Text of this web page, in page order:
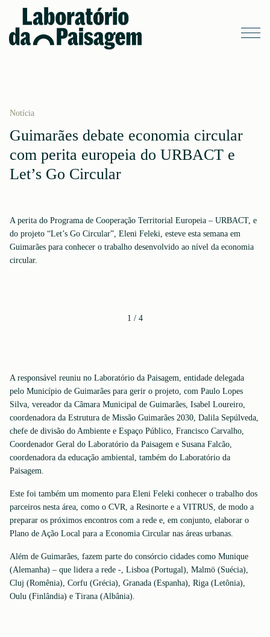
Notícia
Guimarães debate economia circular
com perita europeia do URBACT e
Let’s Go Circular
A perita do Programa de Cooperação Territorial Europeia – URBACT, e
do projeto “Let’s Go Circular”, Eleni Feleki, esteve esta semana em
Guimarães para conhecer o trabalho desenvolvido ao nível da economia
circular.
1 / 4
A responsável reuniu no Laboratório da Paisagem, entidade delegada
pelo Município de Guimarães para gerir o projeto, com Paulo Lopes
Silva, vereador da Câmara Municipal de Guimarães, Isabel Loureiro,
coordenadora da Estrutura de Missão Guimarães 2030, Dalila Sepúlveda,
chefe de divisão do Ambiente e Espaço Público, Francisco Carvalho,
Coordenador Geral do Laboratório da Paisagem e Susana Falcão,
coordenadora da educação ambiental, também do Laboratório da
Paisagem.
Este foi também um momento para Eleni Feleki conhecer o trabalho dos
parceiros nesta área, como o CVR, a Resinorte e a VITRUS, de modo a
preparar os próximos encontros com a rede e, em conjunto, elaborar o
Plano de Ação Local para a Economia Circular nas áreas urbanas.
Além de Guimarães, fazem parte do consórcio cidades como Munique
(Alemanha) – que lidera a rede -, Lisboa (Portugal), Malmö (Suécia),
Cluj (Romênia), Corfu (Grécia), Granada (Espanha), Riga (Letônia),
Oulu (Finlândia) e Tirana (Albânia).